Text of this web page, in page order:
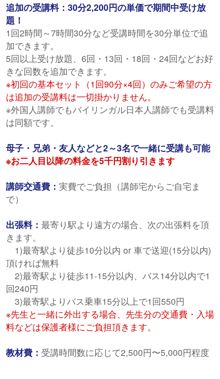
追加の受講料：30分2,200円の単価で期間中受け放
題！
1回2時間～7時間30分など受講時間を30分単位で追
加できます。
5回以上受け放題、6回・13回・18回・24回などお好
きな回数を追加できます。
※初回の基本セット（1回90分×4回）のみご希望の方
は追加の受講料は一切掛かりません。
※外国人講師でもバイリンガル日本人講師でも受講料
は同額です。
母子・兄弟・友人などと2～3名で一緒に受講も可能
※お二人目以降の料金を5千円割り引きます
講師交通費： 実費でご負担（講師宅からご自宅ま
で）
出張料： 最寄り駅より遠方の場合、次の出張料を頂
きます。
1)最寄駅より徒歩10分以内 or 車で送迎(15分以内)
頂ければ無料
2)最寄駅より徒歩11-15分以内、バス14分以内で1
回240円
3)最寄駅よりバス乗車15分以上で1回550円
※先生と一緒に外出する場合、先生分の交通費・入場
料などは保護者様にご負担頂きます。
教材費： 受講時間数に応じて2,500円〜5,000円程度